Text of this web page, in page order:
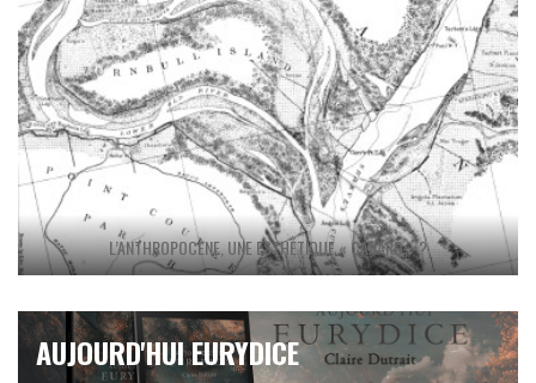
L’ANTHROPOCÈNE, UNE ESTHÉTIQUE « CANARD » ?
AUJOURD'HUI EURYDICE